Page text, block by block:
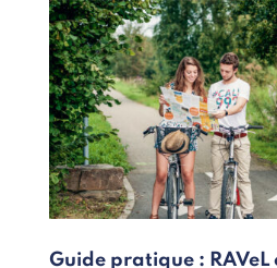
Guide pratique :